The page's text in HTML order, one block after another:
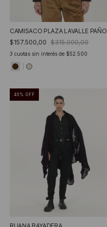
CAMISACO PLAZA LAVALLE PAÑO
$157.500,00 $315.000,00
3 cuotas sin interés de $52.500
40 % OFF